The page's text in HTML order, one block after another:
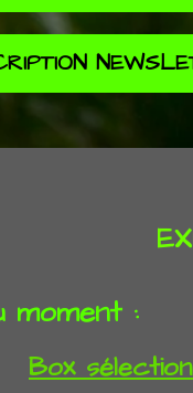
moment :
Box